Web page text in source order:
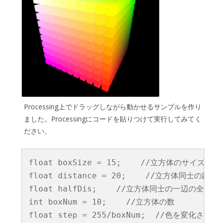
Processing上でドラッグしながら動かせるサンプルを作り
ました。Processingにコードを貼りつけて実行してみてく
ださい。
float boxSize = 15;    //立方体のサイズ
float distance = 20;    //立方体同士の距離
float halfDis;    //立方体同士の一辺の全体の
int boxNum = 10;    //立方体の数
float step = 255/boxNum;  //色を変化させる